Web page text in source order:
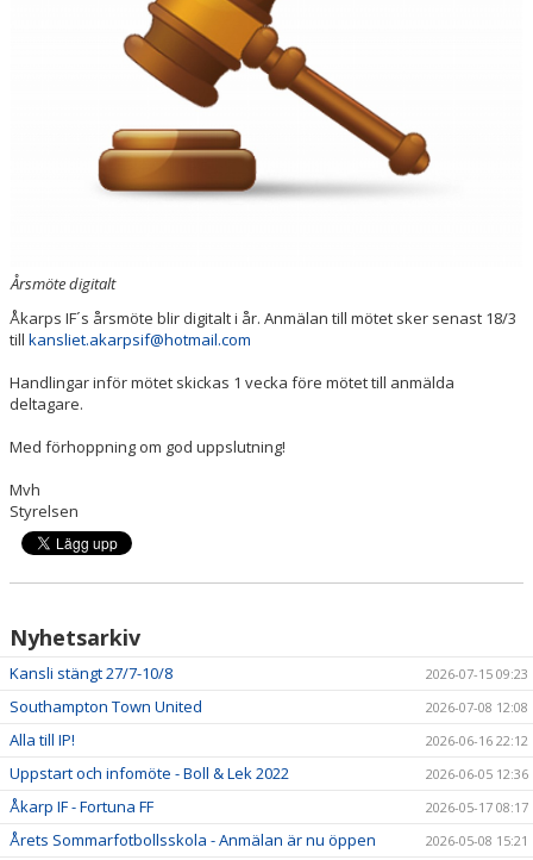
Årsmöte digitalt
Åkarps IF´s årsmöte blir digitalt i år. Anmälan till mötet sker senast 18/3
till kansliet.akarpsif@hotmail.com
Handlingar inför mötet skickas 1 vecka före mötet till anmälda
deltagare.
Med förhoppning om god uppslutning!
Mvh
Styrelsen
Nyhetsarkiv
Kansli stängt 27/7-10/8 2026-07-15 09:23
Southampton Town United 2026-07-08 12:08
Alla till IP! 2026-06-16 22:12
Uppstart och infomöte - Boll & Lek 2022 2026-06-05 12:36
Åkarp IF - Fortuna FF 2026-05-17 08:17
Årets Sommarfotbollsskola - Anmälan är nu öppen 2026-05-08 15:21